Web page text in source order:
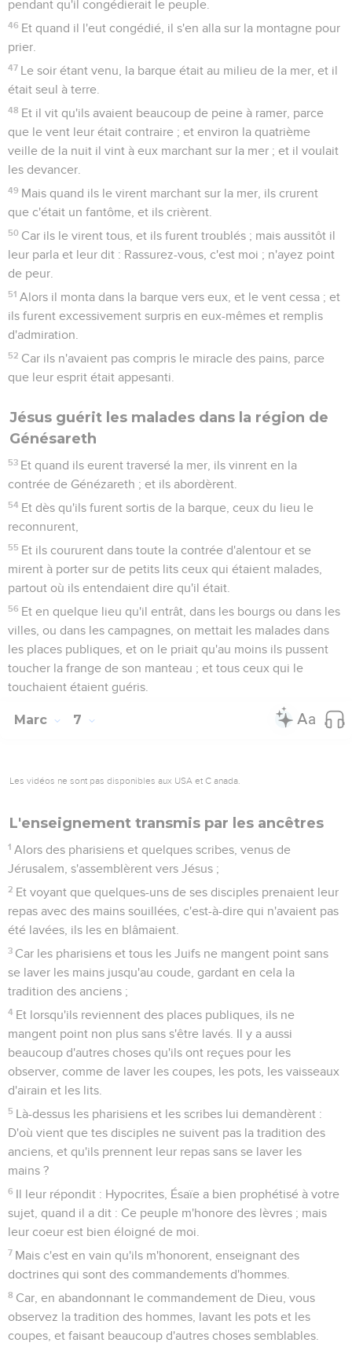
pendant qu'il congédierait le peuple.
46 Et quand il l'eut congédié, il s'en alla sur la montagne pour
prier.
47 Le soir étant venu, la barque était au milieu de la mer, et il
était seul à terre.
48 Et il vit qu'ils avaient beaucoup de peine à ramer, parce
que le vent leur était contraire ; et environ la quatrième
veille de la nuit il vint à eux marchant sur la mer ; et il voulait
les devancer.
49 Mais quand ils le virent marchant sur la mer, ils crurent
que c'était un fantôme, et ils crièrent.
50 Car ils le virent tous, et ils furent troublés ; mais aussitôt il
leur parla et leur dit : Rassurez-vous, c'est moi ; n'ayez point
de peur.
51 Alors il monta dans la barque vers eux, et le vent cessa ; et
ils furent excessivement surpris en eux-mêmes et remplis
d'admiration.
52 Car ils n'avaient pas compris le miracle des pains, parce
que leur esprit était appesanti.
Jésus guérit les malades dans la région de
Génésareth
53 Et quand ils eurent traversé la mer, ils vinrent en la
contrée de Génézareth ; et ils abordèrent.
54 Et dès qu'ils furent sortis de la barque, ceux du lieu le
reconnurent,
55 Et ils coururent dans toute la contrée d'alentour et se
mirent à porter sur de petits lits ceux qui étaient malades,
partout où ils entendaient dire qu'il était.
56 Et en quelque lieu qu'il entrât, dans les bourgs ou dans les
villes, ou dans les campagnes, on mettait les malades dans
les places publiques, et on le priait qu'au moins ils pussent
toucher la frange de son manteau ; et tous ceux qui le
touchaient étaient guéris.
Marc 7
Les vidéos ne sont pas disponibles aux USA et C anada.
L'enseignement transmis par les ancêtres
1 Alors des pharisiens et quelques scribes, venus de
Jérusalem, s'assemblèrent vers Jésus ;
2 Et voyant que quelques-uns de ses disciples prenaient leur
repas avec des mains souillées, c'est-à-dire qui n'avaient pas
été lavées, ils les en blâmaient.
3 Car les pharisiens et tous les Juifs ne mangent point sans
se laver les mains jusqu'au coude, gardant en cela la
tradition des anciens ;
4 Et lorsqu'ils reviennent des places publiques, ils ne
mangent point non plus sans s'être lavés. Il y a aussi
beaucoup d'autres choses qu'ils ont reçues pour les
observer, comme de laver les coupes, les pots, les vaisseaux
d'airain et les lits.
5 Là-dessus les pharisiens et les scribes lui demandèrent :
D'où vient que tes disciples ne suivent pas la tradition des
anciens, et qu'ils prennent leur repas sans se laver les
mains ?
6 Il leur répondit : Hypocrites, Ésaïe a bien prophétisé à votre
sujet, quand il a dit : Ce peuple m'honore des lèvres ; mais
leur coeur est bien éloigné de moi.
7 Mais c'est en vain qu'ils m'honorent, enseignant des
doctrines qui sont des commandements d'hommes.
8 Car, en abandonnant le commandement de Dieu, vous
observez la tradition des hommes, lavant les pots et les
coupes, et faisant beaucoup d'autres choses semblables.